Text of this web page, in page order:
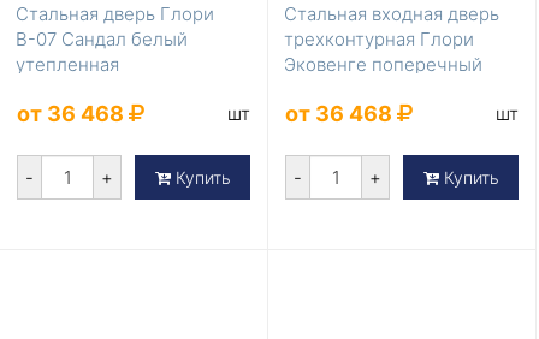
Стальная дверь Глори
В-07 Сандал белый
утепленная
от 36 468 шт
- + Купить
Стальная входная дверь
трехконтурная Глори
Эковенге поперечный
от 36 468 шт
- + Купить